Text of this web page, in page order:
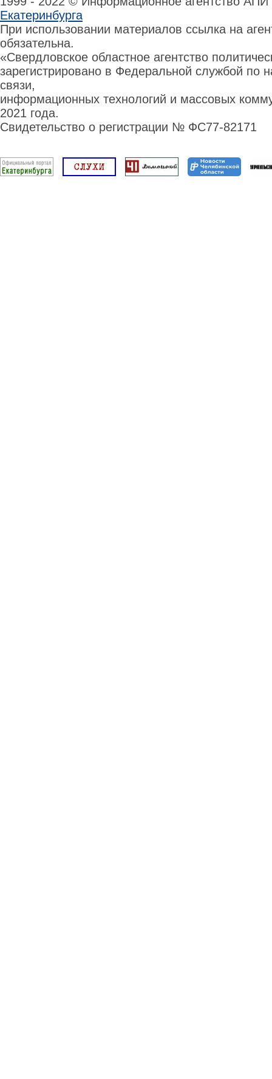
Екатеринбурга
При использовании материалов ссылка на
обязательна.
«Свердловское областное агентство
зарегистрировано в Федеральной службой по
связи,
информационных технологий и массовых
2021 года.
Свидетельство о регистрации № ФС77-82171